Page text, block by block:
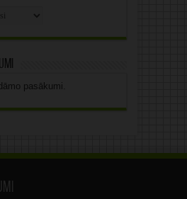
pasākumi.